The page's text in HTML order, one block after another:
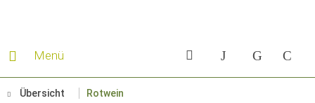
Menü
Übersicht Rotwein